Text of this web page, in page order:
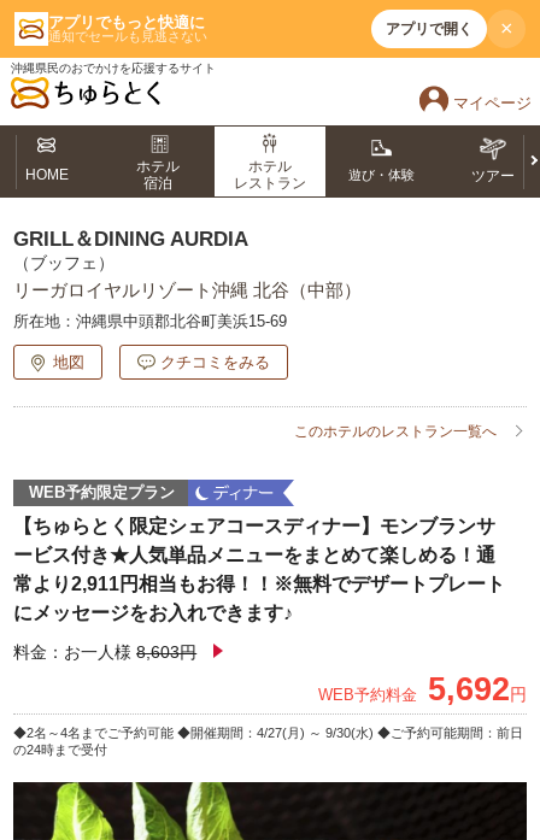
アプリでもっと快適に
通知でセールも見逃さない アプリで開く ×
沖縄県民のおでかけを応援するサイト
マイページ
HOME
ホテル
宿泊
ホテル
レストラン
遊び・体験 ツアー
GRILL＆DINING AURDIA
（ブッフェ）
リーガロイヤルリゾート沖縄 北谷（中部）
所在地：沖縄県中頭郡北谷町美浜15-69
地図 クチコミをみる
このホテルのレストラン一覧へ
WEB予約限定プラン
【ちゅらとく限定シェアコースディナー】モンブランサ
ービス付き★人気単品メニューをまとめて楽しめる！通
常より2,911円相当もお得！！※無料でデザートプレート
にメッセージをお入れできます♪
料金：お一人様 8,603円
WEB予約料金 5,692円
2名～4名までご予約可能 開催期間：4/27(月) ～ 9/30(水)
ご予約可能期間：前日
の24時まで受付